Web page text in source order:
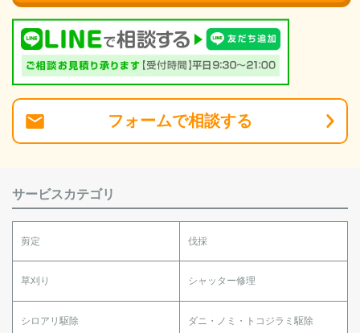
フォームで相談する
サービスカテゴリ
剪定 伐採
草刈り シャッター修理
シロアリ駆除 ダニ・ノミ・トコジラミ駆除